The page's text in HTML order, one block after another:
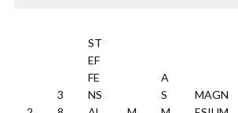
3
ST
EF
FE
NS
A
S
MAGN